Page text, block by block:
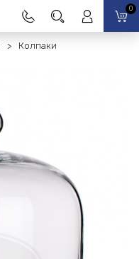
0
Колпаки